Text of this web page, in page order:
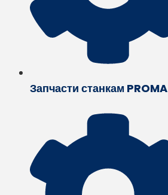
Запчасти станкам PROMA